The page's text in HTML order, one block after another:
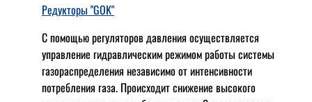
Редукторы "GOK"
С помощью регуляторов давления осуществляется
управление гидравлическим режимом работы системы
газораспределения независимо от интенсивности
потребления газа. Происходит снижение высокого